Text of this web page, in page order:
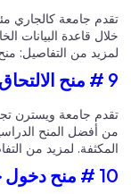
جامعة كالجاري مئات
قاعدة البيانات
من التفاصيل:منح
جامعة ويسترن تجربة
أفضل المنح الدراسية
لمزيد من